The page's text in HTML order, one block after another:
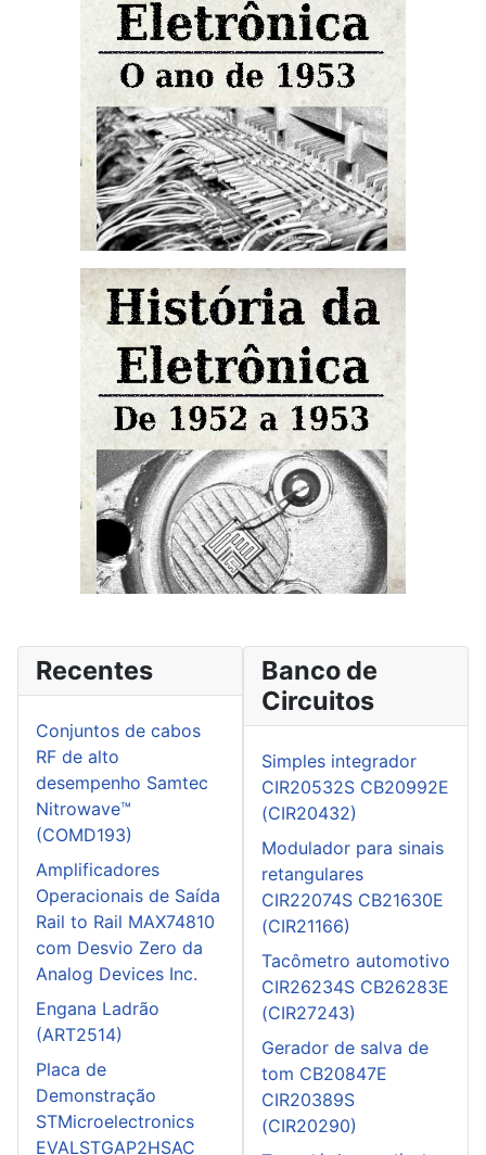
Recentes
Conjuntos de cabos
RF de alto
desempenho Samtec
Nitrowave™
(COMD193)
Amplificadores
Operacionais de Saída
Rail to Rail MAX74810
com Desvio Zero da
Analog Devices Inc.
Engana Ladrão
(ART2514)
Placa de
Demonstração
STMicroelectronics
EVALSTGAP2HSAC
Banco de
Circuitos
Simples integrador
CIR20532S CB20992E
(CIR20432)
Modulador para sinais
retangulares
CIR22074S CB21630E
(CIR21166)
Tacômetro automotivo
CIR26234S CB26283E
(CIR27243)
Gerador de salva de
tom CB20847E
CIR20389S
(CIR20290)